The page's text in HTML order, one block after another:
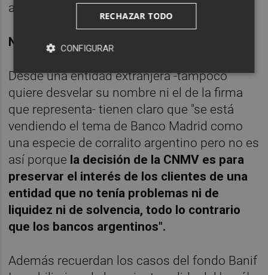
añade.
NO ES UN CORRALITO ARGENTINO
Desde una entidad extranjera -tampoco
quiere desvelar su nombre ni el de la firma
que representa- tienen claro que "se está
vendiendo el tema de Banco Madrid como
una especie de corralito argentino pero no es
así porque la decisión de la CNMV es para
preservar el interés de los clientes de una
entidad que no tenía problemas ni de
liquidez ni de solvencia, todo lo contrario
que los bancos argentinos".
Además recuerdan los casos del fondo Banif
RECHAZAR TODO
CONFIGURAR